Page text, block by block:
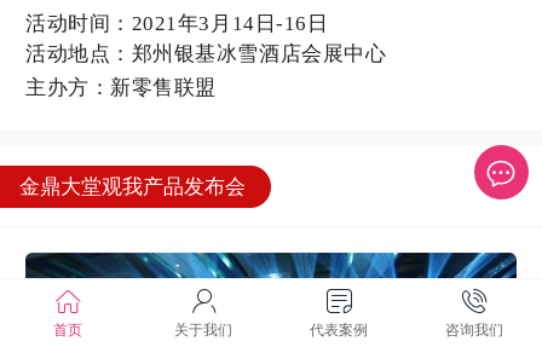
活动时间：2021年3月14日-16日
活动地点：郑州银基冰雪酒店会展中心
主办方：新零售联盟
金鼎大堂观我产品发布会
首页 关于我们 代表案例 咨询我们